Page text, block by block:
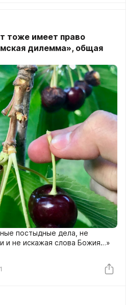
тоже имеет право
дилемма», общая
постыдные дела, не
и не искажая слова Божия…»